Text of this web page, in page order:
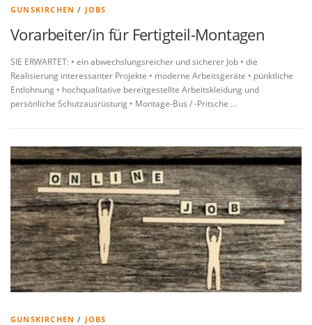
GUNSKIRCHEN / JOBS
Vorarbeiter/in für Fertigteil-Montagen
SIE ERWARTET: • ein abwechslungsreicher und sicherer Job • die
Realisierung interessanter Projekte • moderne Arbeitsgeräte • pünktliche
Entlohnung • hochqualitative bereitgestellte Arbeitskleidung und
persönliche Schutzausrüstung • Montage-Bus / -Pritsche …
GUNSKIRCHEN / JOBS